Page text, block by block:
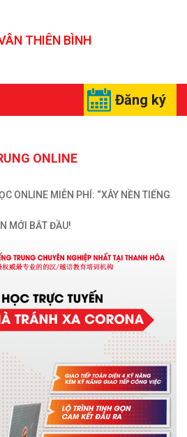
THIÊN BÌNH
Đăng ký
ONLINE
ONLINE MIỄN PHÍ: “XÂY NỀN TIẾNG
MỚI BẮT ĐẦU!